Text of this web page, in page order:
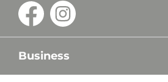
Business